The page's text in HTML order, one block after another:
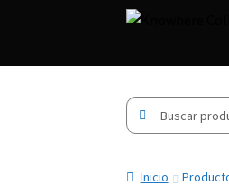
por:
Inicio